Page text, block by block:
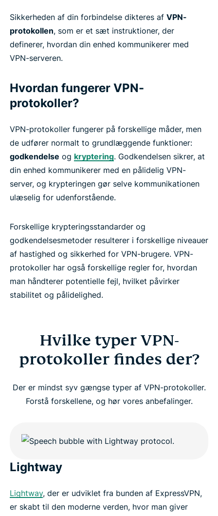
Sikkerheden af din forbindelse dikteres af VPN-
protokollen, som er et sæt instruktioner, der
definerer, hvordan din enhed kommunikerer med
VPN-serveren.
Hvordan fungerer VPN-
protokoller?
VPN-protokoller fungerer på forskellige måder, men
de udfører normalt to grundlæggende funktioner:
godkendelse og kryptering. Godkendelsen sikrer, at
din enhed kommunikerer med en pålidelig VPN-
server, og krypteringen gør selve kommunikationen
ulæselig for udenforstående.
Forskellige krypteringsstandarder og
godkendelsesmetoder resulterer i forskellige niveauer
af hastighed og sikkerhed for VPN-brugere. VPN-
protokoller har også forskellige regler for, hvordan
man håndterer potentielle fejl, hvilket påvirker
stabilitet og pålidelighed.
Hvilke typer VPN-
protokoller findes der?
Der er mindst syv gængse typer af VPN-protokoller.
Forstå forskellene, og hør vores anbefalinger.
Lightway
Lightway, der er udviklet fra bunden af ExpressVPN,
er skabt til den moderne verden, hvor man giver